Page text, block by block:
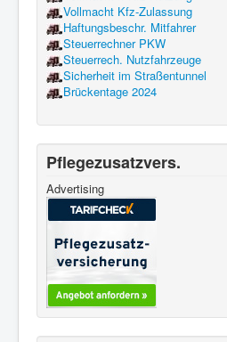
Vollmacht Kfz-Zulassung
Haftungsbeschr. Mitfahrer
Steuerrechner PKW
Steuerrech. Nutzfahrzeuge
Sicherheit im Straßentunnel
Brückentage 2024
Pflegezusatzvers.
Advertising